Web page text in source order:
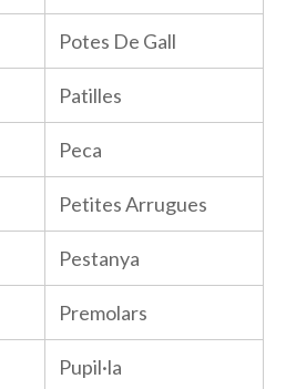
Potes De Gall
Patilles
Peca
Petites Arrugues
Pestanya
Premolars
Pupil·la